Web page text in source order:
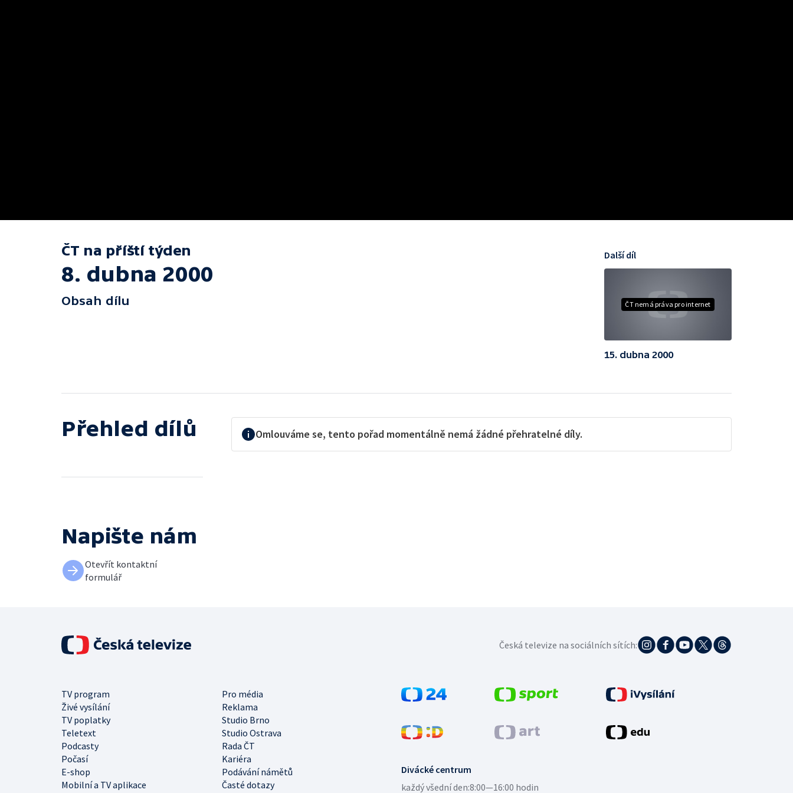
ČT na příští týden
8. dubna 2000
Obsah dílu ČT nemá práva pro internet
Další díl
15. dubna 2000
Přehled dílů Omlouváme se, tento pořad momentálně nemá žádné přehratelné díly.
Napište nám
Otevřít kontaktní
formulář
Divácké centrum
každý všední den:8:00—16:00 hodin
TV program
Pro média
Živé vysílání
Reklama
TV poplatky
Studio Brno
Teletext
Studio Ostrava
Podcasty
Rada ČT
Počasí
Kariéra
E-shop
Podávání námětů
Mobilní a TV aplikace
Časté dotazy
Česká televize na sociálních sítích: